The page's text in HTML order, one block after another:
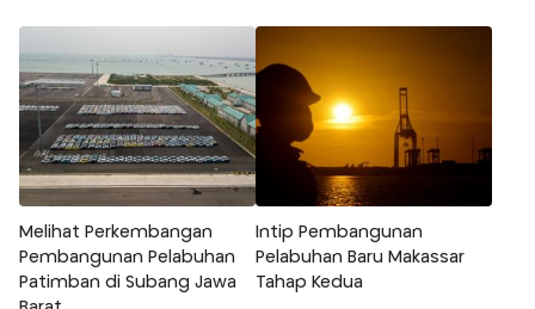
Melihat Perkembangan
Pembangunan Pelabuhan
Patimban di Subang Jawa
Intip Pembangunan
Pelabuhan Baru Makassar
Tahap Kedua